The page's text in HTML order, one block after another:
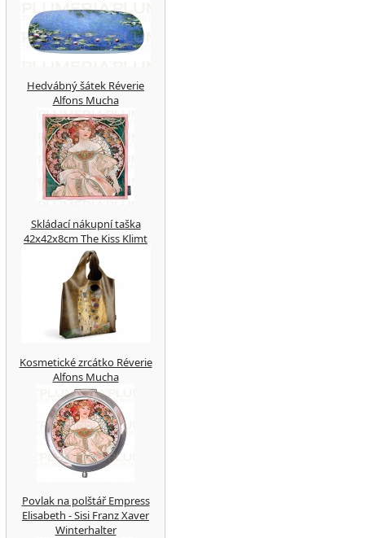
Hedvábný šátek Réverie
Alfons Mucha
Skládací nákupní taška
42x42x8cm The Kiss Klimt
Kosmetické zrcátko Réverie
Alfons Mucha
Povlak na polštář Empress
Elisabeth - Sisi Franz Xaver
Winterhalter